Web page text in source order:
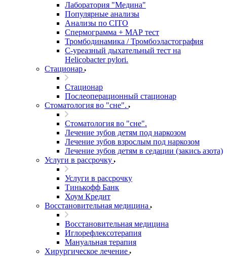
Лаборатория "Медина"
Популярные анализы
Анализы по CITO
Спермограмма + МАР тест
Тромбодинамика / Тромбоэластография
С-уреазный дыхательный тест на
Helicobacter pylori.
Стационар
Стационар
Послеоперационный стационар
Стоматология во "сне".
Стоматология во "сне".
Лечение зубов детям под наркозом
Лечение зубов взрослым под наркозом
Лечение зубов детям в седации (закись азота)
Услуги в рассрочку
Услуги в рассрочку
Тинькофф Банк
Хоум Кредит
Восстановительная медицина
Восстановительная медицина
Иглорефлексотерапия
Мануальная терапия
Хирургическое лечение